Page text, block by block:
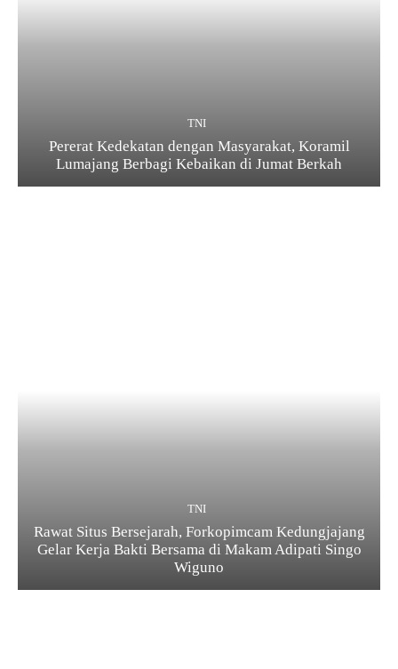
TNI
Pererat Kedekatan dengan Masyarakat, Koramil
Lumajang Berbagi Kebaikan di Jumat Berkah
TNI
Rawat Situs Bersejarah, Forkopimcam Kedungjajang
Gelar Kerja Bakti Bersama di Makam Adipati Singo
Wiguno